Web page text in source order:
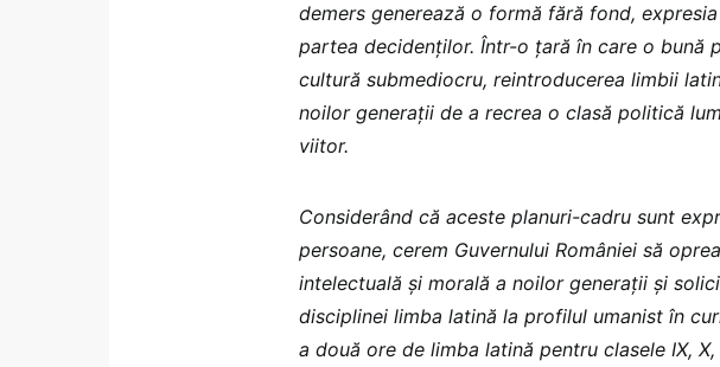
demers generează o formă fără fond,
partea decidenților. Într-o țară în care o bună
cultură submediocru, reintroducerea limbii
noilor generații de a recrea o clasă politică
viitor.
Considerând că aceste planuri-cadru sunt
persoane, cerem Guvernului României să
intelectuală și morală a noilor generații și
disciplinei limba latină la profilul umanist în
a două ore de limba latină pentru clasele IX,